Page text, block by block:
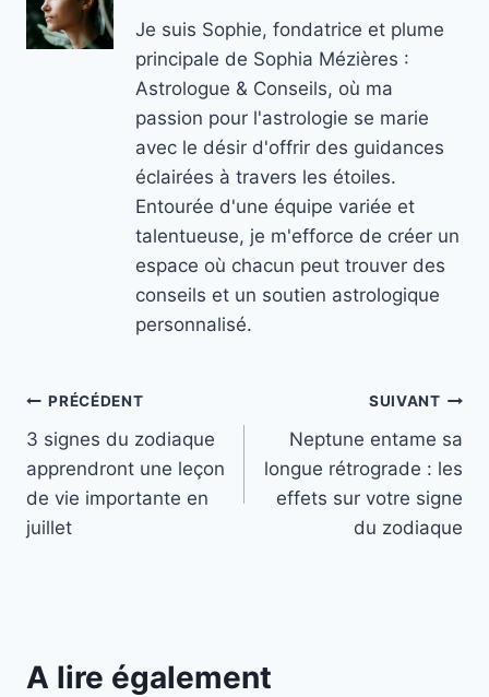
Je suis Sophie, fondatrice et plume
principale de Sophia Mézières :
Astrologue & Conseils, où ma
passion pour l'astrologie se marie
avec le désir d'offrir des guidances
éclairées à travers les étoiles.
Entourée d'une équipe variée et
talentueuse, je m'efforce de créer un
espace où chacun peut trouver des
conseils et un soutien astrologique
personnalisé.
Navigation
de
l’article
PRÉCÉDENT
3 signes du zodiaque
apprendront une leçon
de vie importante en
juillet
SUIVANT
Neptune entame sa
longue rétrograde : les
effets sur votre signe
du zodiaque
A lire également